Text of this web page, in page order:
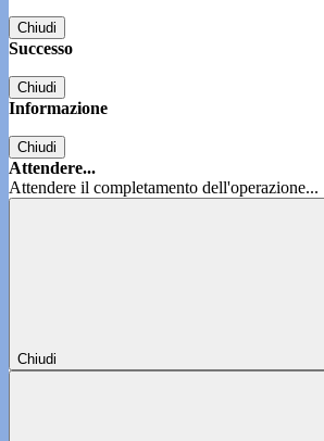
Chiudi
Successo
Chiudi
Informazione
Chiudi
Attendere...
Attendere il completamento dell'operazione...
Chiudi